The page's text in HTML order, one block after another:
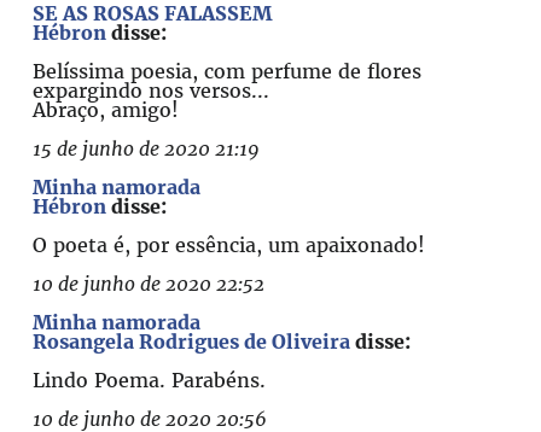
SE AS ROSAS FALASSEM
Hébron disse:
Belíssima poesia, com perfume de flores
expargindo nos versos...
Abraço, amigo!
15 de junho de 2020 21:19
Minha namorada
Hébron disse:
O poeta é, por essência, um apaixonado!
10 de junho de 2020 22:52
Minha namorada
Rosangela Rodrigues de Oliveira disse:
Lindo Poema. Parabéns.
10 de junho de 2020 20:56